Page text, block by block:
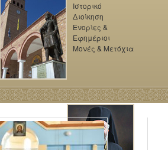
Ιστορικό
Διοίκηση
Ενορίες &
Εφημέριοι
Μονές & Μετόχια